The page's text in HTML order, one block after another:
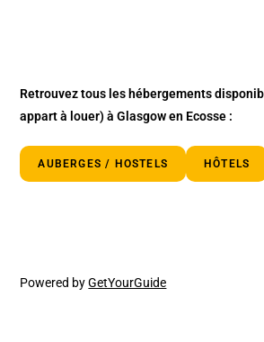
Retrouvez tous les hébergements
appart à louer) à Glasgow en Ecosse :
AUBERGES / HOSTELS HÔTELS
Powered byGetYourGuide